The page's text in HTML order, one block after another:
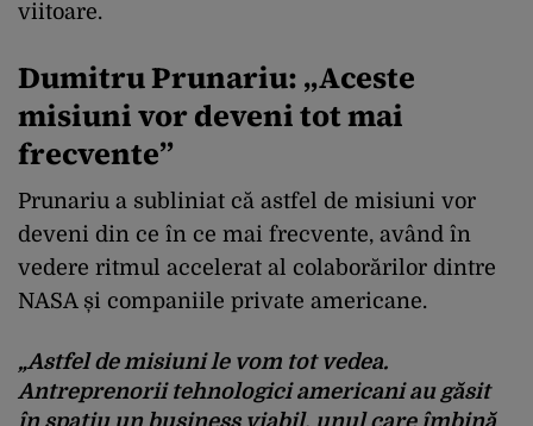
viitoare.
Dumitru Prunariu: „Aceste
misiuni vor deveni tot mai
frecvente”
Prunariu a subliniat că astfel de misiuni vor
deveni din ce în ce mai frecvente, având în
vedere ritmul accelerat al colaborărilor dintre
NASA și companiile private americane.
„Astfel de misiuni le vom tot vedea.
Antreprenorii tehnologici americani au găsit
în spațiu un business viabil, unul care îmbină